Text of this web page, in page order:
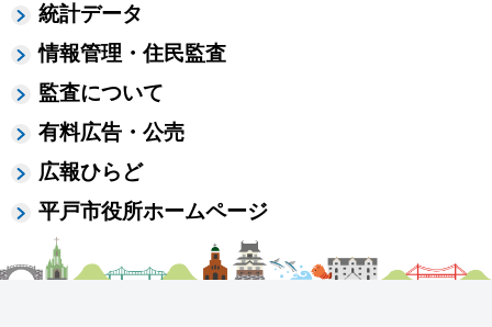
統計データ
情報管理・住民監査
監査について
有料広告・公売
広報ひらど
平戸市役所ホームページ